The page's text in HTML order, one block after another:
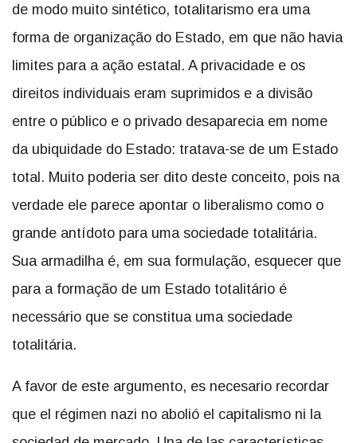
de modo muito sintético, totalitarismo era uma
forma de organização do Estado, em que não havia
limites para a ação estatal. A privacidade e os
direitos individuais eram suprimidos e a divisão
entre o público e o privado desaparecia em nome
da ubiquidade do Estado: tratava-se de um Estado
total. Muito poderia ser dito deste conceito, pois na
verdade ele parece apontar o liberalismo como o
grande antídoto para uma sociedade totalitária.
Sua armadilha é, em sua formulação, esquecer que
para a formação de um Estado totalitário é
necessário que se constitua uma sociedade
totalitária.
A favor de este argumento, es necesario recordar
que el régimen nazi no abolió el capitalismo ni la